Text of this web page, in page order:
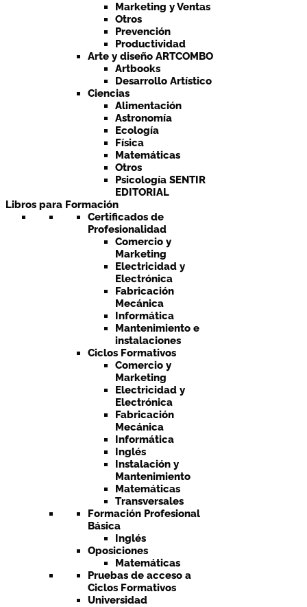
Marketing y Ventas
Otros
Prevención
Productividad
Arte y diseño ARTCOMBO
Artbooks
Desarrollo Artístico
Ciencias
Alimentación
Astronomía
Ecología
Física
Matemáticas
Otros
Psicología SENTIR
EDITORIAL
Libros para Formación
Certificados de
Profesionalidad
Comercio y
Marketing
Electricidad y
Electrónica
Fabricación
Mecánica
Informática
Mantenimiento e
instalaciones
Ciclos Formativos
Comercio y
Marketing
Electricidad y
Electrónica
Fabricación
Mecánica
Informática
Inglés
Instalación y
Mantenimiento
Matemáticas
Transversales
Formación Profesional
Básica
Inglés
Oposiciones
Matemáticas
Pruebas de acceso a
Ciclos Formativos
Universidad